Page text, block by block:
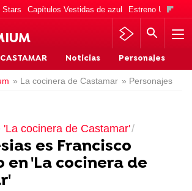
Stars Capítulos Vestidas de azul Estreno Una
Noticias Personajes
» La cocinera de Castamar » Personajes
'La cocinera de Castamar'
es Francisco
en 'La cocinera de